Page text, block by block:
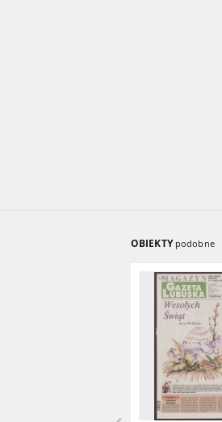
OBIEKTY podobne